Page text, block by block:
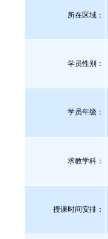
所在区域：
学员性别：
学员年级：
求教学科：
授课时间安排：